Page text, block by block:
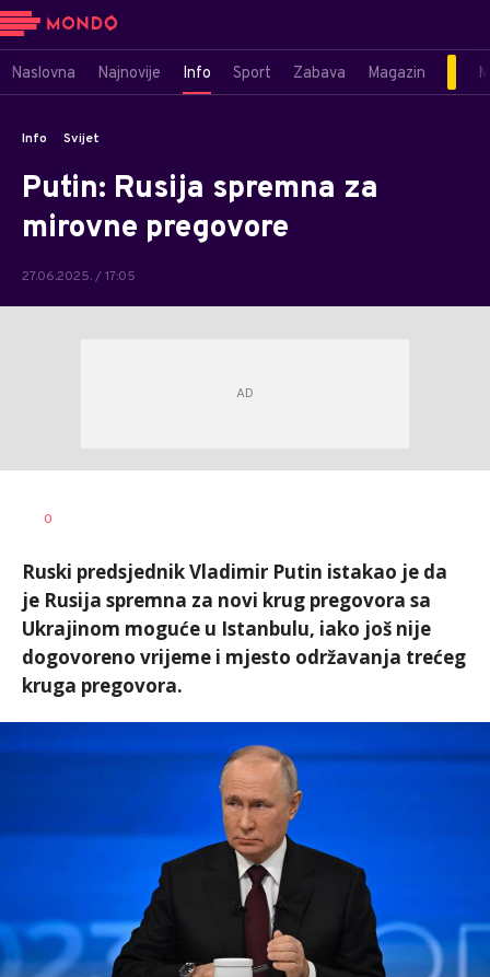
Naslovna Najnovije Info Sport Zabava Magazin
Info Svijet
Putin: Rusija spremna za
mirovne pregovore
27.06.2025. / 17:05
AUTOR
0
Ruski predsjednik Vladimir Putin istakao je da
je Rusija spremna za novi krug pregovora sa
Ukrajinom moguće u Istanbulu, iako još nije
dogovoreno vrijeme i mjesto održavanja trećeg
kruga pregovora.